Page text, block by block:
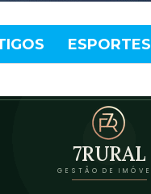
ESPORTES